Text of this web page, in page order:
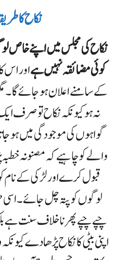
نکاح کا
نکاح کی مجلس میں اپنے خاص
کوئی مضائقہ نہیں ہےاور اس
کے سامنے اعلان ہوجائے گا
نہ ہو کیونکہ نکاح تو صرف
گواہوں کی موجودگی میں ہو
والے کو چاہیے کہ مصنونہ
قبول کرے اور لڑکی کے
لوگوں کو پتہ چل جائے
چپے چپے پھرنا خلاف سنت ہے
اپنی بیٹی کا نکاح پڑھا دے